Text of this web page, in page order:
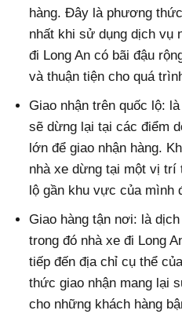
hàng. Đây là phương
nhất khi sử dụng dịch vụ
đi Long An có bãi đậu
và thuận tiện cho quá
Giao nhận trên quốc lộ:
sẽ dừng lại tại các điểm
lớn để giao nhận hàng.
nhà xe dừng tại một vị trí
lộ gần khu vực của mình
Giao hàng tận nơi: là
trong đó nhà xe đi Long
tiếp đến địa chỉ cụ thể
thức giao nhận mang lại
cho những khách hàng